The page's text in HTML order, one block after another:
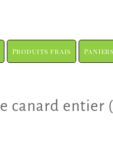
Produits frais
canard entier